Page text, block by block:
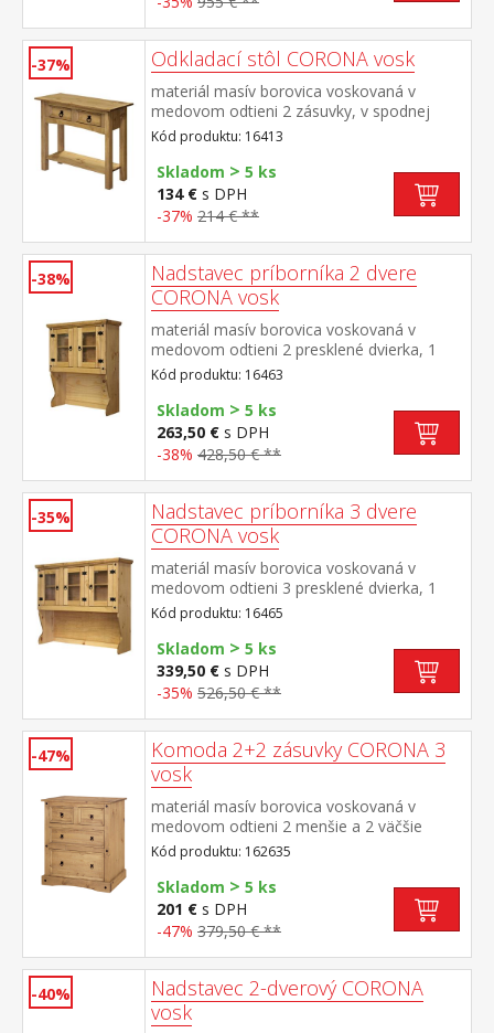
-37% Odkladací stôl CORONA vosk
materiál masív borovica voskovaná v
medovom odtieni 2 zásuvky, v spodnej
časti polica kovové ozdobné úchytky súčasť
zostavy Corona
Kód produktu: 16413
Skladom > 5 ks
134 € s DPH
-37% 214 € **
-38%
Nadstavec príborníka 2 dvere
CORONA vosk
materiál masív borovica voskovaná v
medovom odtieni 2 presklené dvierka, 1
polica, kovové ozdobné úchytky vhodný
doplnok ku komode CORONA 16263 alebo
1631 súčasť zostavy Corona
Kód produktu: 16463
Skladom > 5 ks
263,50 € s DPH
-38% 428,50 € **
-35%
Nadstavec príborníka 3 dvere
CORONA vosk
materiál masív borovica voskovaná v
medovom odtieni 3 presklené dvierka, 1
polica, kovové ozdobné úchytky vhodný
doplnok ku komode CORONA 1639 alebo
1632 súčasť zostavy Corona
Kód produktu: 16465
Skladom > 5 ks
339,50 € s DPH
-35% 526,50 € **
-47%
Komoda 2+2 zásuvky CORONA 3
vosk
materiál masív borovica voskovaná v
medovom odtieni 2 menšie a 2 väčšie
zásuvky, kovové ozdobné úchytky súčasť
zostavy Corona 3
Kód produktu: 162635
Skladom > 5 ks
201 € s DPH
-47% 379,50 € **
-40%
Nadstavec 2-dverový CORONA
vosk